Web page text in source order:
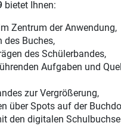
bietet Ihnen:
Zentrum der Anwendung,
des Buches,
des Schülerbandes,
Aufgaben und
zur Vergrößerung,
über Spots auf der
den digitalen